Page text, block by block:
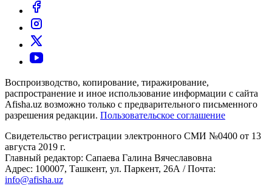
Воспроизводство, копирование, тиражирование,
распространение и иное использование информации с сайта
Afisha.uz возможно только с предварительного письменного
разрешения редакции. Пользовательское соглашение
Свидетельство регистрации электронного СМИ №0400 от 13
августа 2019 г.
Главный редактор: Сапаева Галина Вячеславовна
Адрес: 100007, Ташкент, ул. Паркент, 26А / Почта:
info@afisha.uz